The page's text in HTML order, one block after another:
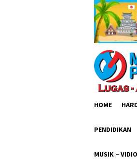
HOME
PENDIDIKAN
MUSIK –